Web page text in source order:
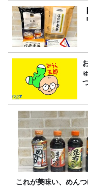
これが美味い、めん